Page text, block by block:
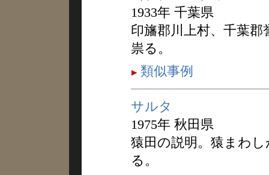
1933年 千葉県
印旛郡川上村、千葉
祟る。
類似事例
サルタ
1975年 秋田県
猿田の説明。猿まわ
る。